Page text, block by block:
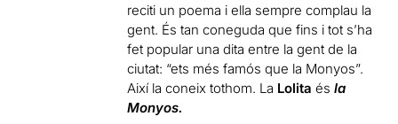
reciti un poema i ella sempre complau la
gent. És tan coneguda que fins i tot s’ha
fet popular una dita entre la gent de la
ciutat: “ets més famós que la Monyos”.
Així la coneix tothom. La Lolita ésla
Monyos.